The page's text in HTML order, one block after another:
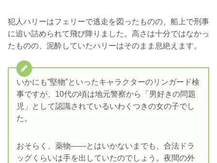
犯人ハリーはフェリーで逃走を図ったものの、船上で刑事
に追い詰められて飛び降りました。高さは十分ではなかっ
たものの、泥酔していたハリーはそのまま息絶えます。
いかにも”堅物”といったキャラクターのリンガード検
事ですが、10代の頃は地元警察から「男好きの問題
児」として認識されているいわくつきの女の子でし
た。
おそらく、薬物――とはいかないまでも、合法ドラ
ッグくらいは手を出していたのでしょう。夜間の外